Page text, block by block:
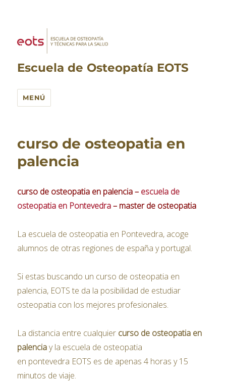
Escuela de Osteopatía EOTS
MENÚ
curso de osteopatia en
palencia
curso de osteopatia en palencia – escuela de
osteopatia en Pontevedra– master de osteopatia
La escuela de osteopatia en Pontevedra, acoge
alumnos de otras regiones de españa y portugal.
Si estas buscando un curso de osteopatia en
palencia, EOTS te da la posibilidad de estudiar
osteopatia con los mejores profesionales.
La distancia entre cualquier curso de osteopatia en
palenciay la escuela de osteopatia
en pontevedra EOTS es de apenas 4 horas y 15
minutos de viaje.